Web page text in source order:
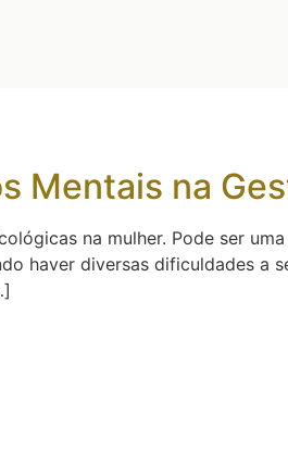
Mentais na
na mulher. Pode ser
haver diversas dificuldades a